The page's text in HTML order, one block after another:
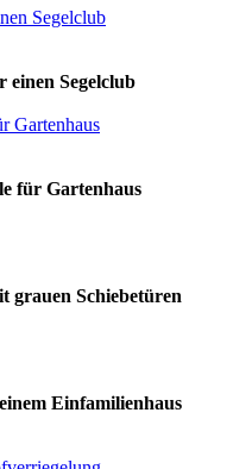
einen Segelclub
für Gartenhaus
grauen Schiebetüren
Einfamilienhaus